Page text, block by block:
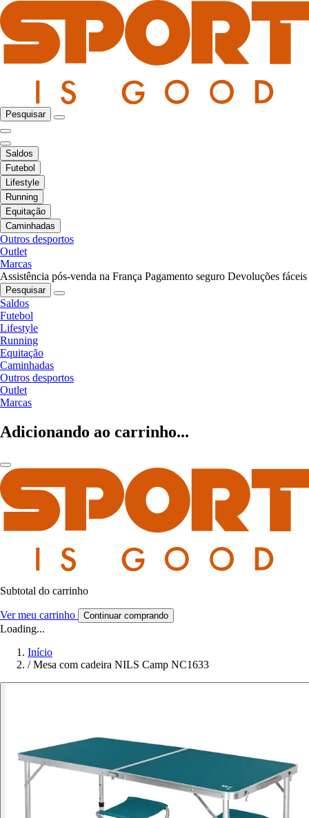
Pesquisar
Saldos
Futebol
Lifestyle
Running
Equitação
Caminhadas
Outros desportos
Outlet
Marcas
Assistência pós-venda na França Pagamento seguro Devoluções fáceis
Pesquisar
Saldos
Futebol
Lifestyle
Running
Equitação
Caminhadas
Outros desportos
Outlet
Marcas
Adicionando ao carrinho...
Subtotal do carrinho
Ver meu carrinho Continuar comprando
Loading...
Início
/ Mesa com cadeira NILS Camp NC1633